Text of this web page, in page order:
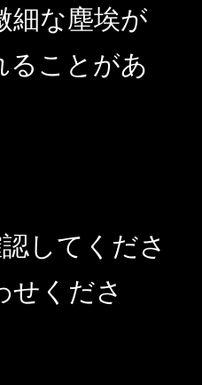
細な塵埃が
ることがあ
してくださ
せくださ